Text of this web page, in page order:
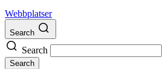
Webbplatser
Search
Search
Search